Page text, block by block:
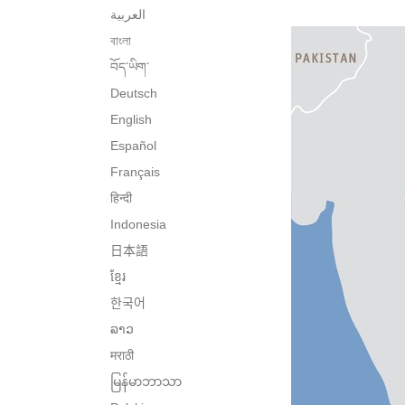
العربية
বাংলা
བོད་ཡིག་
Deutsch
English
Español
Français
हिन्दी
Indonesia
日本語
ខ្មែរ
한국어
ລາວ
मराठी
မြန်မာဘာသာ